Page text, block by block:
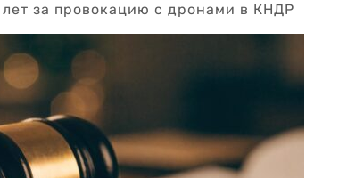
за провокацию с дронами в КНДР